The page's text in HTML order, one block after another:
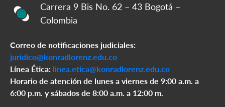
Carrera 9 Bis No. 62 – 43 Bogotá –
Colombia
Correo de notificaciones judiciales:
juridico@konradlorenz.edu.co
Línea Ética: linea.etica@konradlorenz.edu.co
Horario de atención de lunes a viernes de 9:00 a.m. a
6:00 p.m. y sábados de 8:00 a.m. a 12:00 m.